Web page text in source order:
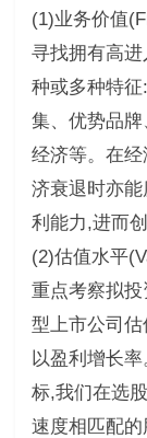
(1)业务价值
寻找拥有高
种或多种特
集、优势品
经济等。在
济衰退时亦
利能力,进而
(2)估值水平
重点考察拟
型上市公司
以盈利增长
标,我们在选
速度相匹配的